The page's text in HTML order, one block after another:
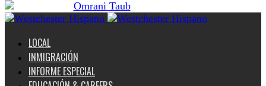
LOCAL
INMIGRACIÓN
INFORME ESPECIAL